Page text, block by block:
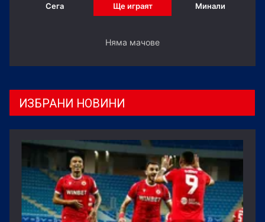
Сега Ще играят Минали
Няма мачове
ИЗБРАНИ НОВИНИ